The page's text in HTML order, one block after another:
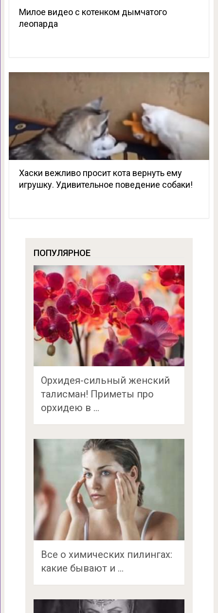
Милое видео с котенком дымчатого
леопарда
Хаски вежливо просит кота вернуть ему
игрушку. Удивительное поведение собаки!
ПОПУЛЯРНОЕ
Орхидея-сильный женский
талисман! Приметы про
орхидею в …
Все о химических пилингах:
какие бывают и …